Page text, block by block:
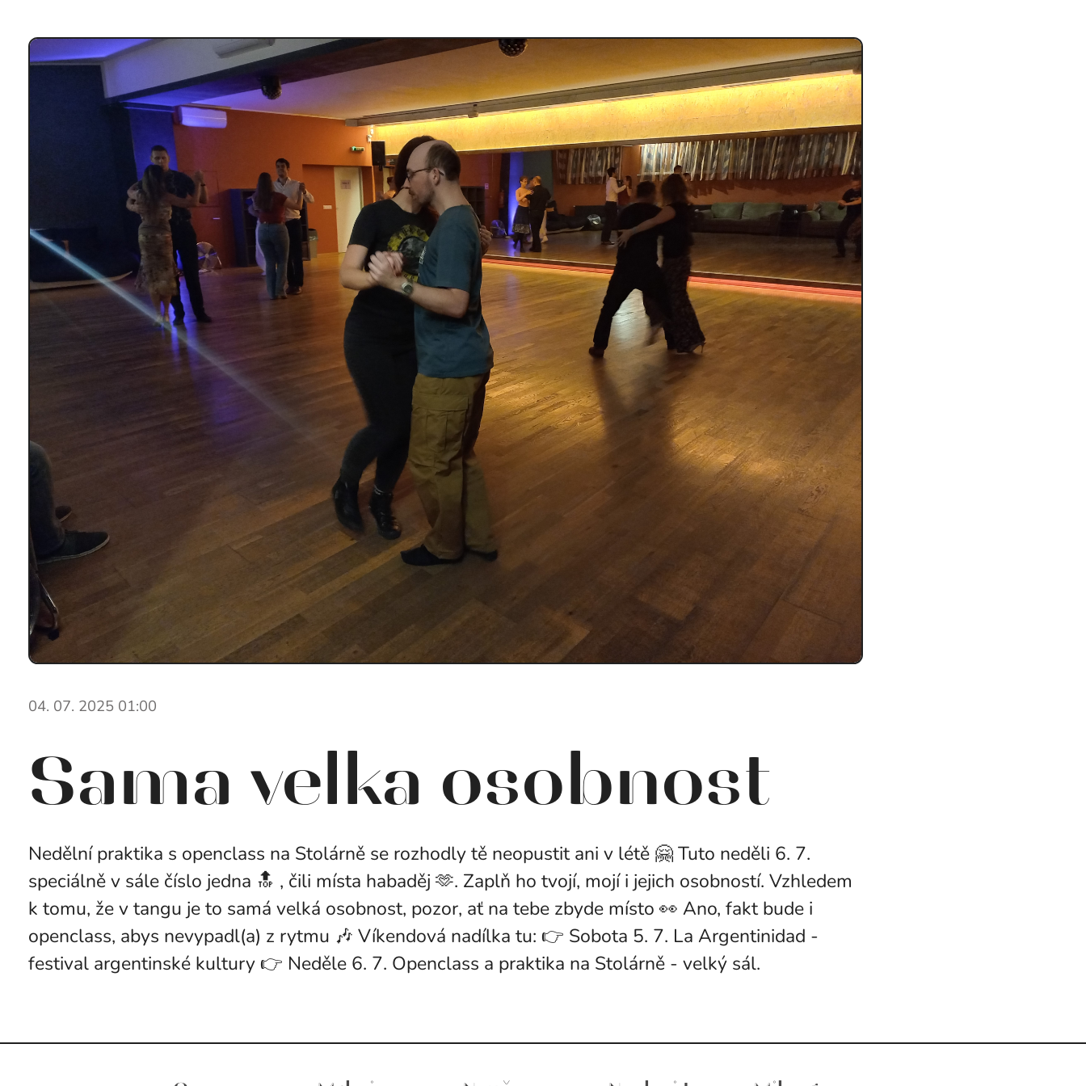
04. 07. 2025 01:00
Sama velka osobnost
Nedělní praktika s openclass na Stolárně se rozhodly tě neopustit ani v létě 🤗 Tuto neděli 6. 7.
speciálně v sále číslo jedna 🔝 , čili místa habaděj 🫶. Zaplň ho tvojí, mojí i jejich osobností. Vzhledem
k tomu, že v tangu je to samá velká osobnost, pozor, ať na tebe zbyde místo 👀 Ano, fakt bude i
openclass, abys nevypadl(a) z rytmu 🎶 Víkendová nadílka tu: 👉 Sobota 5. 7. La Argentinidad -
festival argentinské kultury 👉 Neděle 6. 7. Openclass a praktika na Stolárně - velký sál.